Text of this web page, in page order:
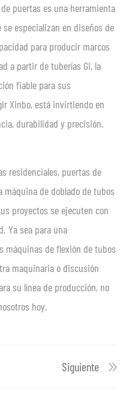
puertas es una herramienta
especializan en diseños de
para producir marcos
a partir de tuberías GI, la
fiable para sus
Xinbo, está invirtiendo en
durabilidad y precisión.
residenciales, puertas de
de doblado de tubos
proyectos se ejecuten con
Ya sea para una
máquinas de flexión de tubos
maquinaria o discusión
su línea de producción, no
hoy.
Siguiente